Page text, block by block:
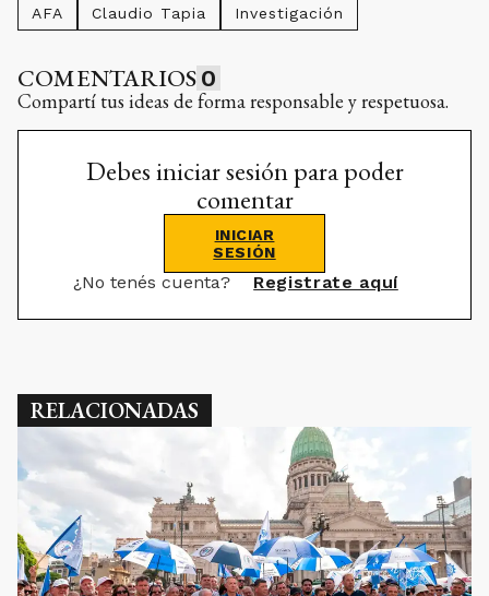
AFA Claudio Tapia Investigación
COMENTARIOS 0
Compartí tus ideas de forma responsable y respetuosa.
Debes iniciar sesión para poder
comentar
INICIAR
SESIÓN
¿No tenés cuenta? Registrate aquí
RELACIONADAS